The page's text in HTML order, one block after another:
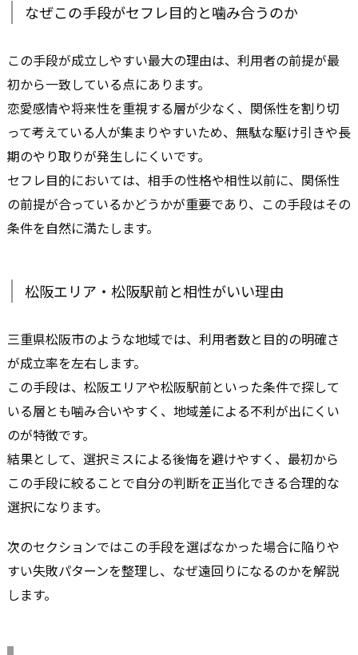
なぜこの手段がセフレ目的と噛み合うのか
この手段が成立しやすい最大の理由は、利用者の前提が最
初から一致している点にあります。
恋愛感情や将来性を重視する層が少なく、関係性を割り切
って考えている人が集まりやすいため、無駄な駆け引きや長
期のやり取りが発生しにくいです。
セフレ目的においては、相手の性格や相性以前に、関係性
の前提が合っているかどうかが重要であり、この手段はその
条件を自然に満たします。
松阪エリア・松阪駅前と相性がいい理由
三重県松阪市のような地域では、利用者数と目的の明確さ
が成立率を左右します。
この手段は、松阪エリアや松阪駅前といった条件で探して
いる層とも噛み合いやすく、地域差による不利が出にくい
のが特徴です。
結果として、選択ミスによる後悔を避けやすく、最初から
この手段に絞ることで自分の判断を正当化できる合理的な
選択になります。
次のセクションではこの手段を選ばなかった場合に陥りや
すい失敗パターンを整理し、なぜ遠回りになるのかを解説
します。